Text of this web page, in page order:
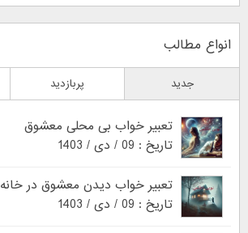
انواع مطالب
جدید پربازدید
تعبیر خواب بی محلی معشوق
تاریخ : 09 / دی / 1403
تعبیر خواب دیدن معشوق در خانه
تاریخ : 09 / دی / 1403